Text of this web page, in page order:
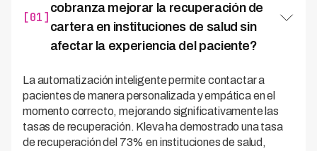
[01]
cobranza mejorar la recuperación de
cartera en instituciones de salud sin
afectar la experiencia del paciente?
La automatización inteligente permite contactar a
pacientes de manera personalizada y empática en el
momento correcto, mejorando significativamente las
tasas de recuperación. Kleva ha demostrado una tasa
de recuperación del 73% en instituciones de salud,